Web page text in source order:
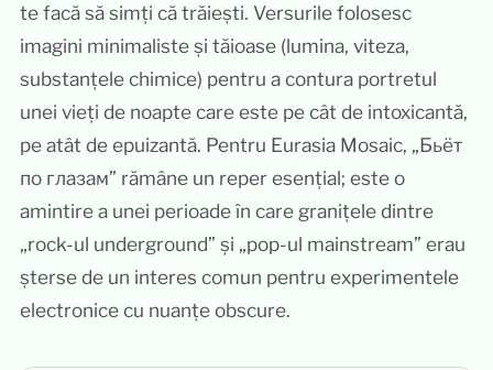
te facă să simți că trăiești. Versurile folosesc
imagini minimaliste și tăioase (lumina, viteza,
substanțele chimice) pentru a contura portretul
unei vieți de noapte care este pe cât de intoxicantă,
pe atât de epuizantă. Pentru Eurasia Mosaic, „Бьёт
по глазам” rămâne un reper esențial; este o
amintire a unei perioade în care granițele dintre
„rock-ul underground” și „pop-ul mainstream” erau
șterse de un interes comun pentru experimentele
electronice cu nuanțe obscure.